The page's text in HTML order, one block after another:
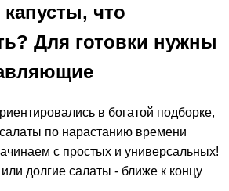
что
Для готовки нужны
в богатой подборке,
по нарастанию времени
с простых и универсальных!
долгие салаты - ближе к концу